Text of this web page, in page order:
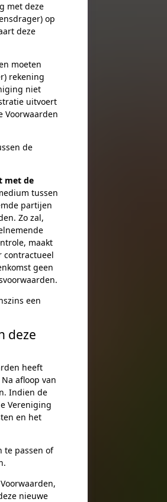
met deze
op
deze
moeten
rekening
niet
uitvoert
Voorwaarden
de
met de
tussen
partijen
Zo zal,
maakt
contractueel
geen
een
deze
heeft
afloop van
Indien de
Vereniging
en het
te passen of
nieuwe